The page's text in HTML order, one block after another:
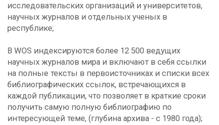
исследовательских организаций и университетов,
научных журналов и отдельных ученых в
республике;
В WOS индексируются более 12 500 ведущих
научных журналов мира и включают в себя ссылки
на полные тексты в первоисточниках и списки всех
библиографических ссылок, встречающихся в
каждой публикации, что позволяет в краткие сроки
получить самую полную библиографию по
интересующей теме, (глубина архива - с 1980 года);